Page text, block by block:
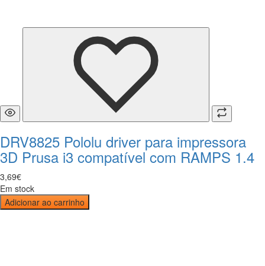
DRV8825 Pololu driver para impressora
3D Prusa i3 compatível com RAMPS 1.4
3,69€
Em stock
Adicionar ao carrinho